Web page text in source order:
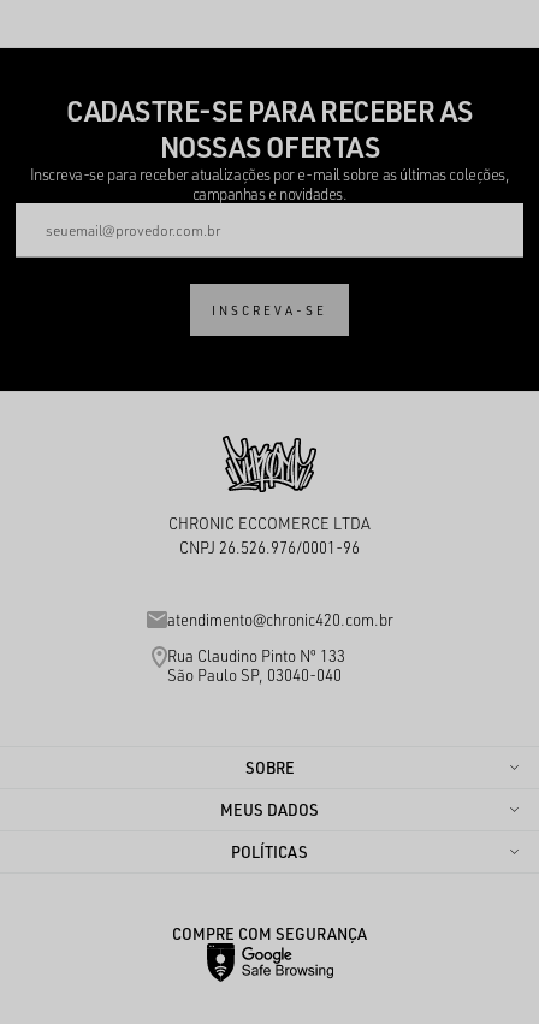
CADASTRE-SE PARA RECEBER AS
NOSSAS OFERTAS
Inscreva-se para receber atualizações por e-mail sobre as últimas coleções,
campanhas e novidades.
INSCREVA-SE
CHRONIC ECCOMERCE LTDA
CNPJ 26.526.976/0001-96
atendimento@chronic420.com.br
Rua Claudino Pinto Nº 133
São Paulo SP, 03040-040
SOBRE
MEUS DADOS
POLÍTICAS
COMPRE COM SEGURANÇA